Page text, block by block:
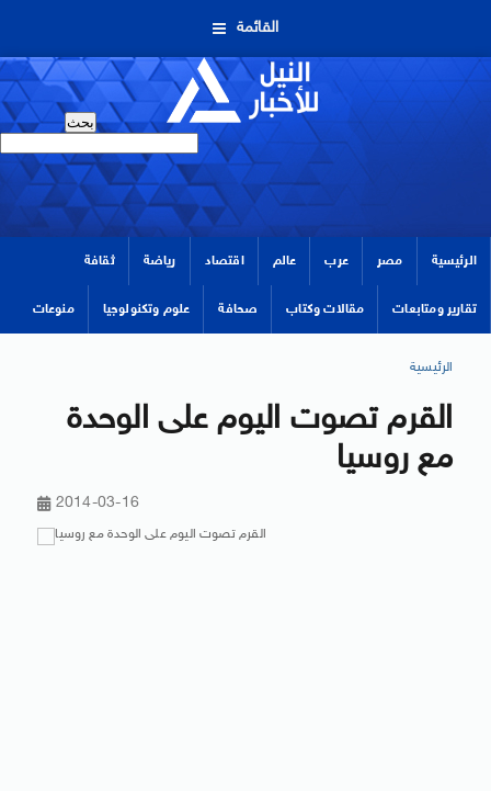
القائمة
الرئيسية مصر عرب عالم اقتصاد رياضة ثقافة
تقارير ومتابعات مقالات وكتاب صحافة علوم وتكنولوجيا منوعات
الرئيسية
القرم تصوت اليوم على الوحدة
مع روسيا
2014-03-16